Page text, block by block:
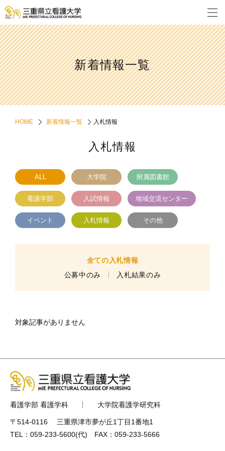
新着情報一覧
HOME 新着情報一覧 入札情報
入札情報
ALL 大学院 附属図書館
看護学部 入試情報 地域交流センター
イベント 入札情報 その他
全ての入札情報
公募中のみ
入札結果のみ
対象記事がありません
看護学部 看護学科 大学院看護学研究科
〒514-0116 三重県津市夢が丘1丁目1番地1
TEL： 059-233-5600(代) FAX：059-233-5666